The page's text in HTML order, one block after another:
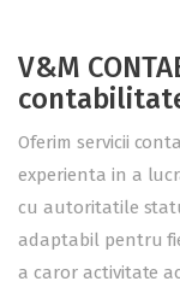
V&M
Oferim servicii
experienta in a
cu autoritatile
adaptabil pentru
a caror activitate